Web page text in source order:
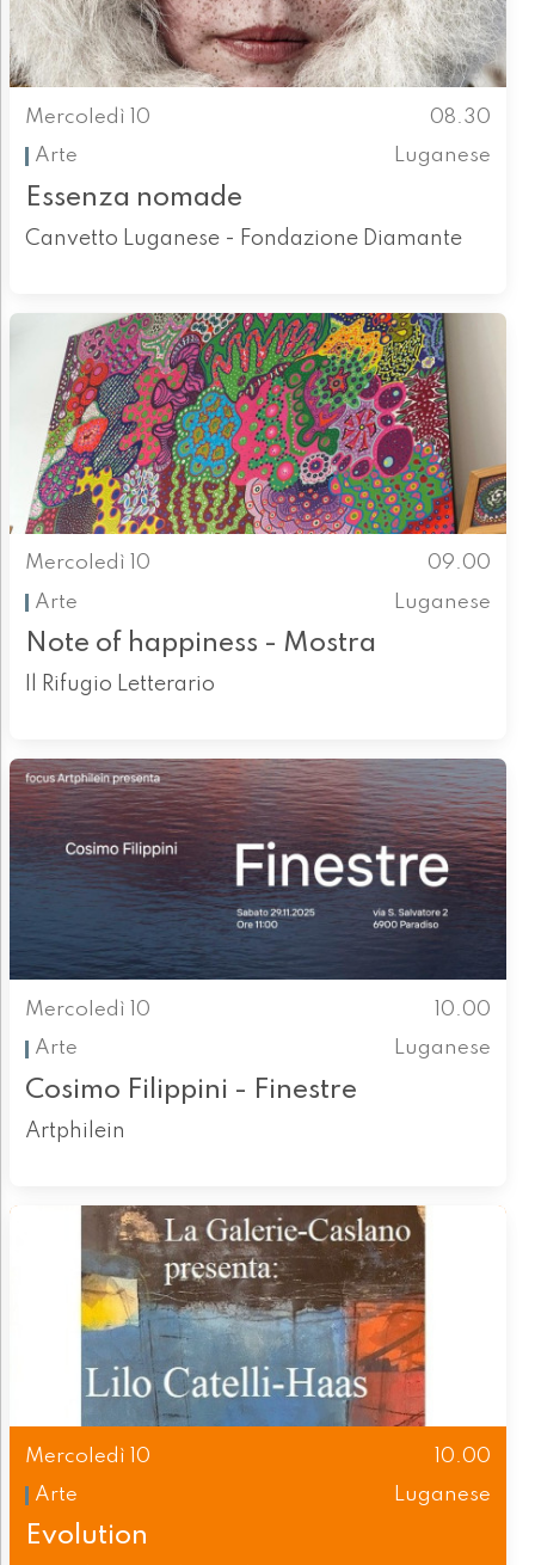
Mercoledì 10
08.30
Arte
Luganese
Essenza nomade
Canvetto Luganese - Fondazione Diamante
Mercoledì 10
09.00
Arte
Luganese
Note of happiness - Mostra
Il Rifugio Letterario
Mercoledì 10
10.00
Arte
Luganese
Cosimo Filippini - Finestre
Artphilein
Mercoledì 10
10.00
Arte
Luganese
Evolution